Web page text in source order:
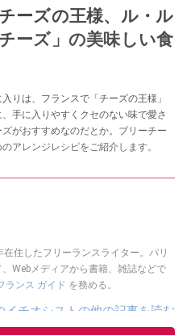
ーズの王様、ル・ル
ーズ」の美味しい食
りは、フランスで「チーズの王様」
手に入りやすくクセのない味で愛さ
がおすすめなのだとか。ブリーチー
アレンジレシピをご紹介します。
住したフリーランスライター。パリ
Webメディアから書籍、雑誌などで
ランス ガイド を務める。
イチオシストの他の記事を読む